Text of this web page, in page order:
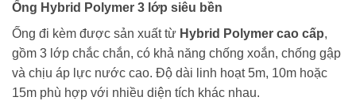
Ống Hybrid Polymer 3 lớp siêu bền
Ống đi kèm được sản xuất từ Hybrid Polymer cao cấp,
gồm 3 lớp chắc chắn, có khả năng chống xoắn, chống gập
và chịu áp lực nước cao. Độ dài linh hoạt 5m, 10m hoặc
15m phù hợp với nhiều diện tích khác nhau.